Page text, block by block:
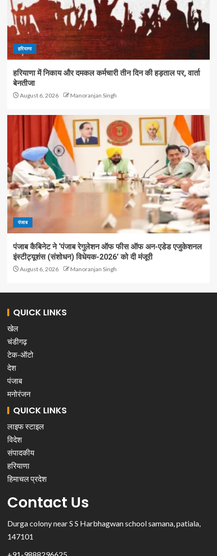
हरियाणा
हरियाणा में निकाय और दमकल कर्मचारी तीन दिन की हड़ताल पर, वार्ता
बेनतीजा
August 6, 2026 Manoranjan Singh
पंजाब
पंजाब कैबिनेट ने ‘पंजाब रेगुलेशन ऑफ फीस ऑफ अन-एडेड एजुकेशनल
इंस्टीट्यूशंस (संशोधन) विधेयक-2026’ को दी मंजूरी
August 6, 2026 Manoranjan Singh
QUICK LINKS
खेल
चंडीगढ़
टेक-ऑटो
देश
पंजाब
मनोरंजन
QUICK LINKS
लाइफ स्टाइल
विदेश
संपादकीय
हरियाणा
हिमाचल प्रदेश
Contact Us
Durga colony near S S Harbhagwan school samana, patiala,
147101